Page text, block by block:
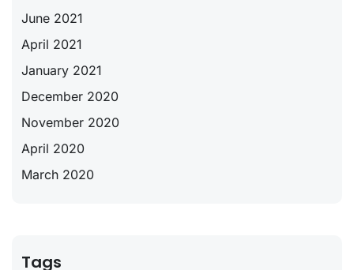
June 2021
April 2021
January 2021
December 2020
November 2020
April 2020
March 2020
Tags